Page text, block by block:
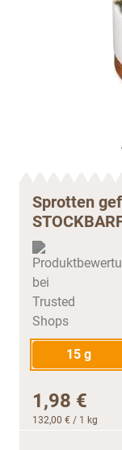
Sprotten
15 g
1,98 €
132,00 € / 1 kg